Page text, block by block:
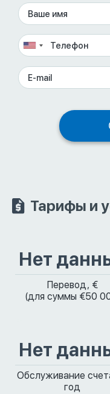
Тарифы и
Нет
Перевод, €
(для суммы €50
Нет
Обслуживание
год